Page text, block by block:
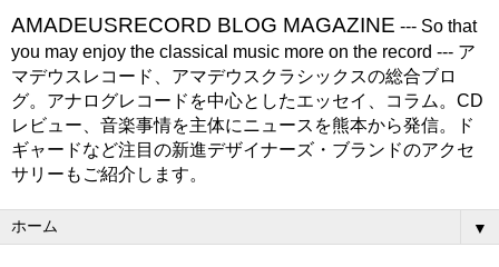
AMADEUSRECORD BLOG MAGAZINE --- So that
you may enjoy the classical music more on the record --- ア
マデウスレコード、アマデウスクラシックスの総合ブロ
グ。アナログレコードを中心としたエッセイ、コラム。CD
レビュー、音楽事情を主体にニュースを熊本から発信。ド
ギャードなど注目の新進デザイナーズ・ブランドのアクセ
サリーもご紹介します。
▼